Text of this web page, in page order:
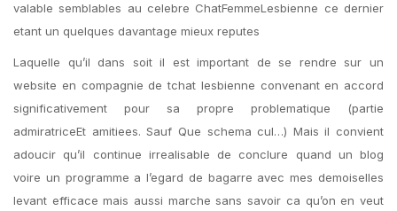
valable semblables au celebre ChatFemmeLesbienne ce dernier
etant un quelques davantage mieux reputes
Laquelle qu’il dans soit il est important de se rendre sur un
website en compagnie de tchat lesbienne convenant en accord
significativement pour sa propre problematique (partie
admiratriceEt amitiees. Sauf Que schema cul…) Mais il convient
adoucir qu’il continue irrealisable de conclure quand un blog
voire un programme a l’egard de bagarre avec mes demoiselles
levant efficace mais aussi marche sans savoir ca qu’on en veut